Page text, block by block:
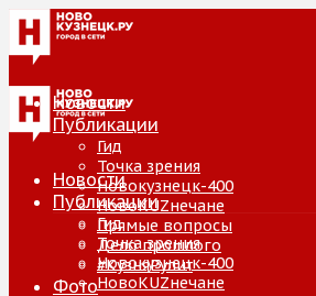
Новости
Публикации
Гид
Точка зрения
Новокузнецк-400
НовоKUZнечане
Прямые вопросы
Дело прошлого
#КузняРулит
Фото
Новости
Публикации
Гид
Точка зрения
Новокузнецк-400
НовоKUZнечане